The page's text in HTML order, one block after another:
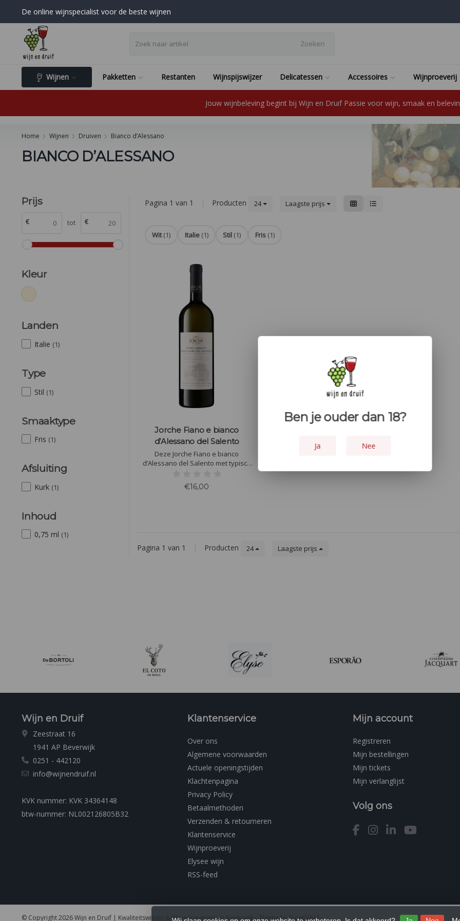
De online wijnspecialist voor de beste wijnen
Zoeken
Wijnen Pakketten Restanten Wijnspijswijzer Delicatessen Accessoires Wijnproeverij
Jouw wijnbeleving begint bij Wijn en Druif Passie voor wijn, smaak en
Home Wijnen Druiven Bianco d’Alessano
BIANCO D’ALESSANO
Prijs
€ tot €
Kleur
Landen
Italie (1)
Type
Stil (1)
Smaaktype
Fris (1)
Afsluiting
Kurk (1)
Inhoud
0,75 ml (1)
Pagina 1 van 1 Producten 24 Laagste prijs
Wit (1) Italie (1) Stil (1) Fris (1)
Jorche Fiano e bianco
d’Alessano del Salento
Deze Jorche Fiano e bianco
d’Alessano del Salento met typisch
perzik. Het hout geeft hier vooral wat
€16,00
Pagina 1 van 1 Producten 24 Laagste prijs
Wijn en Druif
Zeestraat 16
1941 AP Beverwijk
0251 - 442120
info@wijnendruif.nl
KVK nummer: KVK 34364148
btw-nummer: NL002126805B32
Klantenservice
Over ons
Algemene voorwaarden
Actuele openingstijden
Klachtenpagina
Privacy Policy
Betaalmethoden
Verzenden & retourneren
Klantenservice
Wijnproeverij
Elysee wijn
RSS-feed
Mijn account
Registreren
Mijn bestellingen
Mijn tickets
Mijn verlanglijst
Volg ons
© Copyright 2026 Wijn en Druif | Kwaliteitswijnen & Wijnproeverijen in Beverwijk- Theme byFrontlabel-
Ben je ouder dan 18?
Ja Nee